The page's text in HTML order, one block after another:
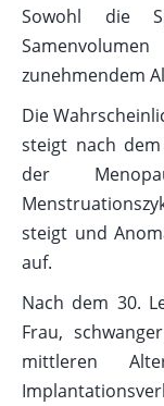
Sowohl die
zunehmendem
Die
steigt nach
der
steigt und
auf.
Nach dem 30.
Frau,
mittleren